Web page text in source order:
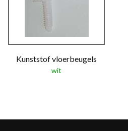
Kunststof vloerbeugels
wit